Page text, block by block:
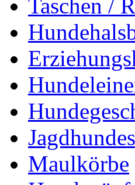
Taschen /
Maulkörbe